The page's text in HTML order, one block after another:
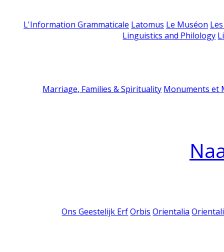
L'Information Grammaticale Latomus Le Muséon
Linguistics and Philology
Marriage, Families & Spirituality Monuments et
Ons Geestelijk Erf Orbis Orientalia